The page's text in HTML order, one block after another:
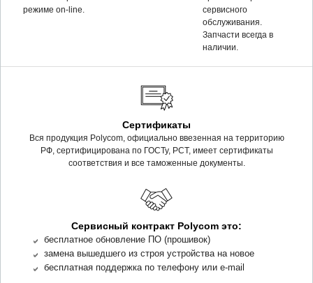
режиме on-line.
сервисного
обслуживания.
Запчасти всегда в
наличии.
Сертификаты
Вся продукция Polycom, официально ввезенная на территорию
РФ, сертифицирована по ГОСТу, РСТ, имеет сертификаты
соответствия и все таможенные документы.
Сервисный контракт Polycom это:
бесплатное обновление ПО (прошивок)
замена вышедшего из строя устройства на новое
бесплатная поддержка по телефону или e-mail